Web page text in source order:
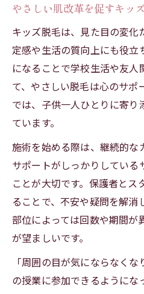
やさしい肌改革を促すキッ
キッズ脱毛は、見た目の変
定感や生活の質向上にも役立
になることで学校生活や友人
て、やさしい脱毛は心のサポ
では、子供一人ひとりに寄り
ています。
施術を始める際は、継続的な
サポートがしっかりしてい
ことが大切です。保護者とス
ることで、不安や疑問を解消
部位によっては回数や期間が
が望ましいです。
「周囲の目が気にならなく
の授業に参加できるようにな